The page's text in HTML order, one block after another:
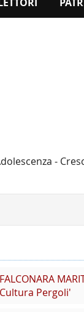
-
FALCONARA
Cultura Pergoli'